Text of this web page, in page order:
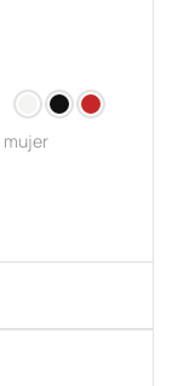
mujer